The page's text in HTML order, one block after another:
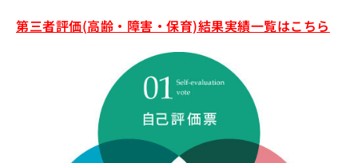
第三者評価(高齢・障害・保育)結果実績一覧はこちら